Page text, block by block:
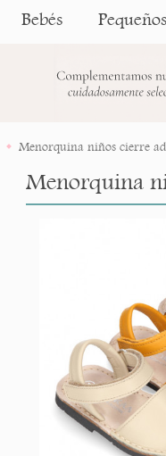
Bebés
Menorquina niños cierre
Menorquina